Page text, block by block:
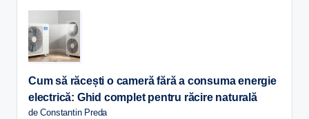
Cum să răcești o cameră fără a consuma energie
electrică: Ghid complet pentru răcire naturală
de Constantin Preda